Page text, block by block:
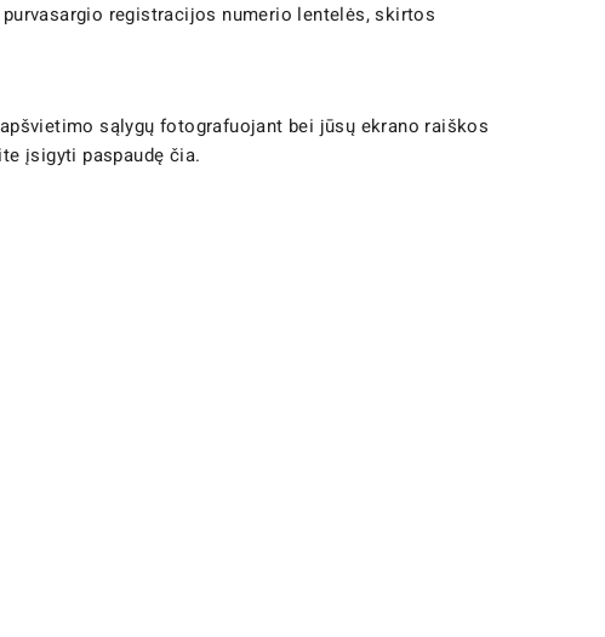
registracijos numerio lentelės, skirtos
sąlygų fotografuojant bei jūsų ekrano raiškos
įsigyti paspaudę čia.